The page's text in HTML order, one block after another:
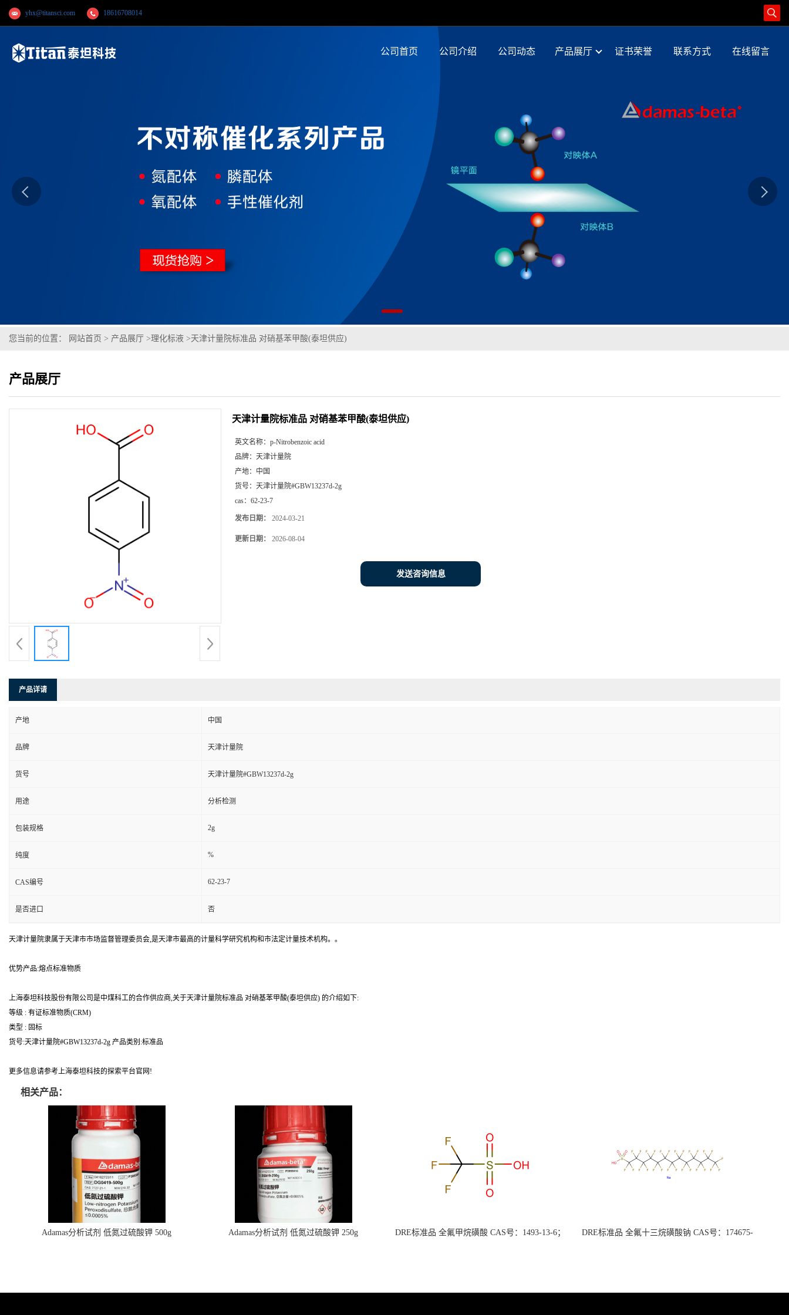
yhx@titansci.com 18616708014
公司首页 公司介绍 公司动态 产品展厅 证书荣誉 联系方式 在线留言
您当前的位置： 网站首页 > 产品展厅 >理化标液 >天津计量院标准品 对硝基苯甲酸(泰坦供应)
产品展厅
天津计量院标准品 对硝基苯甲酸(泰坦供应)
英文名称： p-Nitrobenzoic acid
品牌： 天津计量院
产地： 中国
货号： 天津计量院#GBW13237d-2g
cas： 62-23-7
发布日期： 2024-03-21
更新日期： 2026-08-04
发送咨询信息
产品详请
产地 中国
品牌 天津计量院
货号 天津计量院#GBW13237d-2g
用途 分析检测
包装规格 2g
纯度 %
CAS编号 62-23-7
是否进口 否
天津计量院隶属于天津市市场监督管理委员会,是天津市最高的计量科学研究机构和市法定计量技术机构。。
优势产品:熔点标准物质
上海泰坦科技股份有限公司是中煤科工的合作供应商,关于天津计量院标准品 对硝基苯甲酸(泰坦供应) 的介绍如下:
等级 : 有证标准物质(CRM)
类型 : 固标
货号:天津计量院#GBW13237d-2g 产品类别:标准品
更多信息请参考上海泰坦科技的探索平台官网!
相关产品：
Adamas分析试剂 低氮过硫酸钾 500g
Adamas分析试剂 低氮过硫酸钾 250g
DRE标准品 全氟甲烷磺酸 CAS号：1493-13-6；
DRE标准品 全氟十三烷磺酸钠 CAS号：174675-